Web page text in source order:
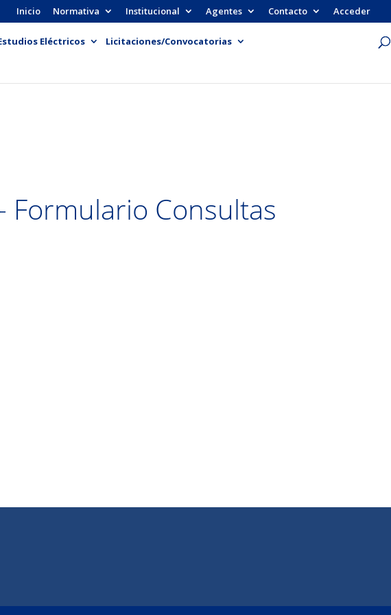
Inicio Normativa Institucional Agentes Contacto Acceder
Eléctricos
Licitaciones/Convocatorias
Formulario Consultas